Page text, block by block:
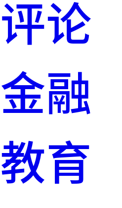
评论
金融
教育